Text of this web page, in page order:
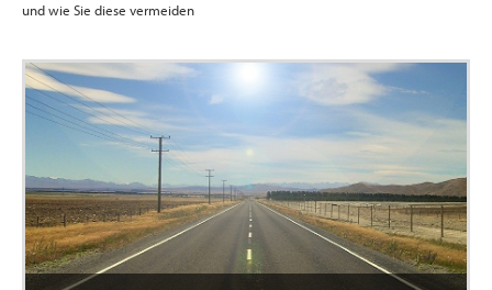
und wie Sie diese vermeiden